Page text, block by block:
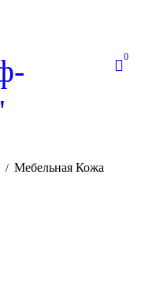
0
/ Мебельная Кожа